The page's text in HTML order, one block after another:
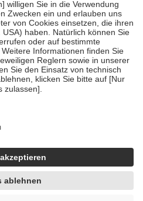
zum vollendeten 18. Lebensjahr
und Früherkennung, die von der
es sich um echte Bewertungen
articles/4419944605341
unter Zuhilfenahme künstlicher